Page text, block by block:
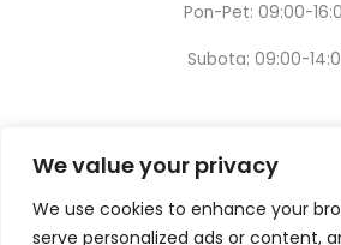
We value your privacy
We use cookies to enhance your
serve personalized ads or content,
Pon-Pet: 09:00-
Subota: 09:00-